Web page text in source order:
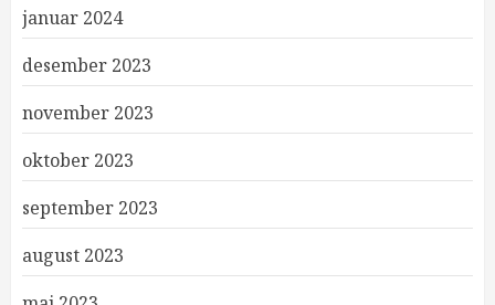
januar 2024
desember 2023
november 2023
oktober 2023
september 2023
august 2023